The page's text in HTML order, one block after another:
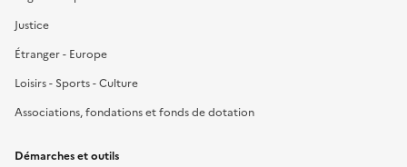
Justice
Étranger - Europe
Loisirs - Sports - Culture
Associations, fondations et fonds de dotation
Démarches et outils